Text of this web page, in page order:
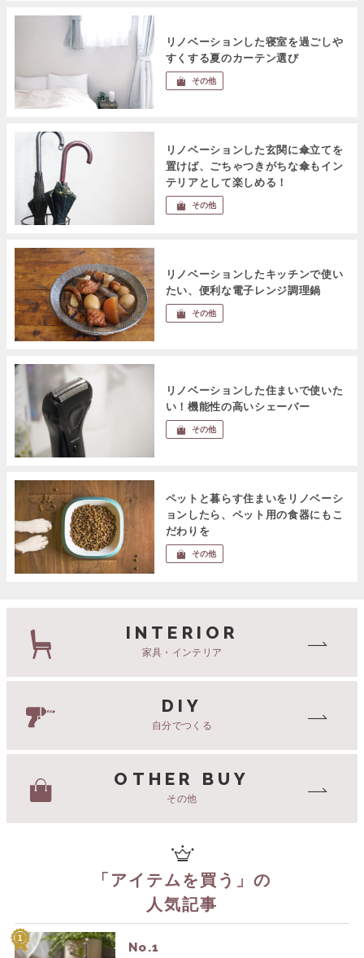
リノベーションした寝室を過ごしや
すくする夏のカーテン選び
その他
リノベーションした玄関に傘立てを
置けば、ごちゃつきがちな傘もイン
テリアとして楽しめる！
その他
リノベーションしたキッチンで使い
たい、便利な電子レンジ調理鍋
その他
リノベーションした住まいで使いた
い！機能性の高いシェーバー
その他
ペットと暮らす住まいをリノベーシ
ョンしたら、ペット用の食器にもこ
だわりを
その他
INTERIOR
家具・インテリア
DIY
自分でつくる
OTHER BUY
その他
「 アイテムを買う 」の
人気記事
No.